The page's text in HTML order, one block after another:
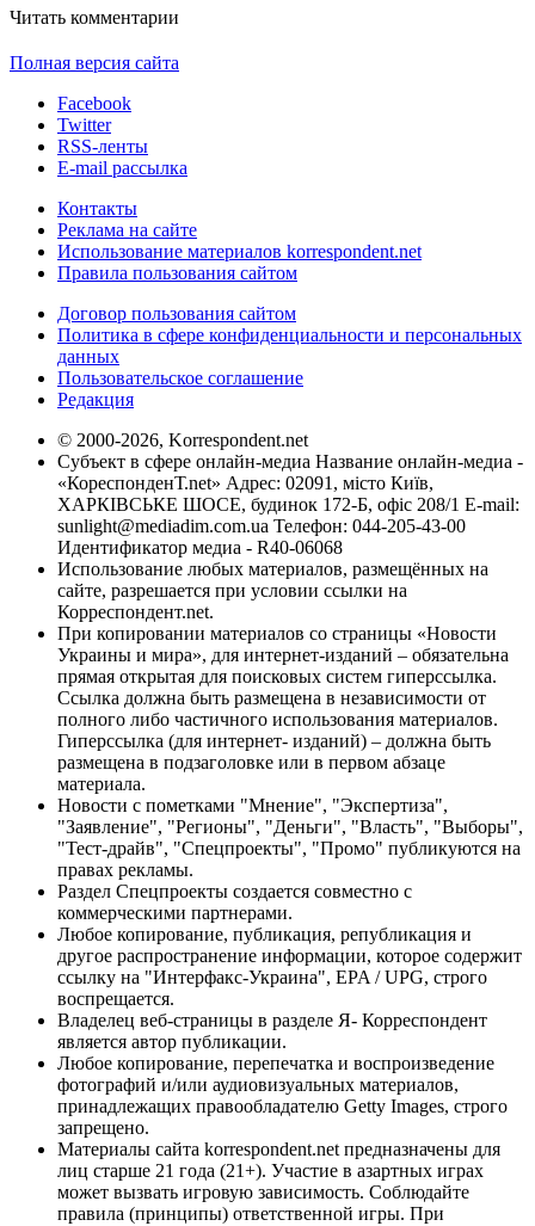
Читать комментарии
Полная версия сайта
Facebook
Twitter
RSS-ленты
E-mail рассылка
Контакты
Реклама на сайте
Использование материалов korrespondent.net
Правила пользования сайтом
Договор пользования сайтом
Политика в сфере конфиденциальности и персональных
данных
Пользовательское соглашение
Редакция
© 2000-2026, Korrespondent.net
Субъект в сфере онлайн-медиа Название онлайн-медиа -
«КореспонденТ.net» Адрес: 02091, місто Київ,
ХАРКІВСЬКЕ ШОСЕ, будинок 172-Б, офіс 208/1 E-mail:
sunlight@mediadim.com.ua Телефон: 044-205-43-00
Идентификатор медиа - R40-06068
Использование любых материалов, размещённых на
сайте, разрешается при условии ссылки на
Корреспондент.net.
При копировании материалов со страницы «Новости
Украины и мира», для интернет-изданий – обязательна
прямая открытая для поисковых систем гиперссылка.
Ссылка должна быть размещена в независимости от
полного либо частичного использования материалов.
Гиперссылка (для интернет- изданий) – должна быть
размещена в подзаголовке или в первом абзаце
материала.
Новости с пометками "Мнение", "Экспертиза",
"Заявление", "Регионы", "Деньги", "Власть", "Выборы",
"Тест-драйв", "Спецпроекты", "Промо" публикуются на
правах рекламы.
Раздел Спецпроекты создается совместно с
коммерческими партнерами.
Любое копирование, публикация, републикация и
другое распространение информации, которое содержит
ссылку на "Интерфакс-Украина", EPA / UPG, строго
воспрещается.
Владелец веб-страницы в разделе Я- Корреспондент
является автор публикации.
Любое копирование, перепечатка и воспроизведение
фотографий и/или аудиовизуальных материалов,
принадлежащих правообладателю Getty Images, строго
запрещено.
Материалы сайта korrespondent.net предназначены для
лиц старше 21 года (21+). Участие в азартных играх
может вызвать игровую зависимость. Соблюдайте
правила (принципы) ответственной игры. При